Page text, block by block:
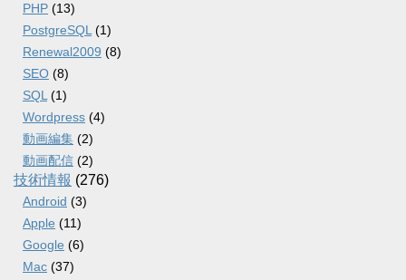
PHP (13)
PostgreSQL (1)
Renewal2009 (8)
SEO (8)
SQL (1)
Wordpress (4)
動画編集 (2)
動画配信 (2)
技術情報 (276)
Android (3)
Apple (11)
Google (6)
Mac (37)